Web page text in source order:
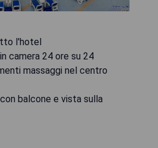
l'hotel
camera 24 ore su 24
massaggi nel centro
balcone e vista sulla